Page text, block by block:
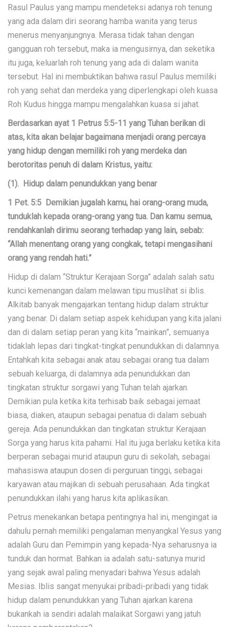
Rasul Paulus yang mampu mendeteksi adanya roh tenung
yang ada dalam diri seorang hamba wanita yang terus
menerus menyanjungnya. Merasa tidak tahan dengan
gangguan roh tersebut, maka ia mengusirnya, dan seketika
itu juga, keluarlah roh tenung yang ada di dalam wanita
tersebut. Hal ini membuktikan bahwa rasul Paulus memiliki
roh yang sehat dan merdeka yang diperlengkapi oleh kuasa
Roh Kudus hingga mampu mengalahkan kuasa si jahat.
Berdasarkan ayat 1 Petrus 5:5-11 yang Tuhan berikan di
atas, kita akan belajar bagaimana menjadi orang percaya
yang hidup dengan memiliki roh yang merdeka dan
berotoritas penuh di dalam Kristus, yaitu:
(1). Hidup dalam penundukkan yang benar
1 Pet. 5:5 Demikian jugalah kamu, hai orang-orang muda,
tunduklah kepada orang-orang yang tua. Dan kamu semua,
rendahkanlah dirimu seorang terhadap yang lain, sebab:
“Allah menentang orang yang congkak, tetapi mengasihani
orang yang rendah hati.”
Hidup di dalam “Struktur Kerajaan Sorga” adalah salah satu
kunci kemenangan dalam melawan tipu muslihat si iblis.
Alkitab banyak mengajarkan tentang hidup dalam struktur
yang benar. Di dalam setiap aspek kehidupan yang kita jalani
dan di dalam setiap peran yang kita “mainkan”, semuanya
tidaklah lepas dari tingkat-tingkat penundukkan di dalamnya.
Entahkah kita sebagai anak atau sebagai orang tua dalam
sebuah keluarga, di dalamnya ada penundukkan dan
tingkatan struktur sorgawi yang Tuhan telah ajarkan.
Demikian pula ketika kita terhisab baik sebagai jemaat
biasa, diaken, ataupun sebagai penatua di dalam sebuah
gereja. Ada penundukkan dan tingkatan struktur Kerajaan
Sorga yang harus kita pahami. Hal itu juga berlaku ketika kita
berperan sebagai murid ataupun guru di sekolah, sebagai
mahasiswa ataupun dosen di perguruan tinggi, sebagai
karyawan atau majikan di sebuah perusahaan. Ada tingkat
penundukkan ilahi yang harus kita aplikasikan.
Petrus menekankan betapa pentingnya hal ini, mengingat ia
dahulu pernah memiliki pengalaman menyangkal Yesus yang
adalah Guru dan Pemimpin yang kepada-Nya seharusnya ia
tunduk dan hormat. Bahkan ia adalah satu-satunya murid
yang sejak awal paling menyadari bahwa Yesus adalah
Mesias. Iblis sangat menyukai pribadi-pribadi yang tidak
hidup dalam penundukkan yang Tuhan ajarkan karena
bukankah ia sendiri adalah malaikat Sorgawi yang jatuh